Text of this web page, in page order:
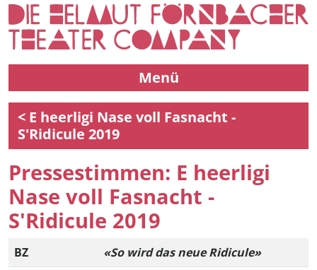
Menü
< E heerligi Nase voll Fasnacht -
S'Ridicule 2019
Pressestimmen: E heerligi
Nase voll Fasnacht -
S'Ridicule 2019
BZ
«So wird das neue Ridicule»